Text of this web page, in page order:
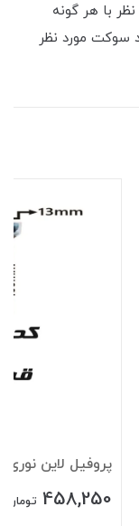
با هر گونه
سوکت مورد نظر
پروفیل لاین نوری
458,250 تومان